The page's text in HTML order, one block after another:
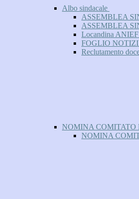
Albo sindacale
ASSEMBLEA
ASSEMBLEA
Locandina ANIEF
FOGLIO
Reclutamento
NOMINA COMITATO
NOMINA